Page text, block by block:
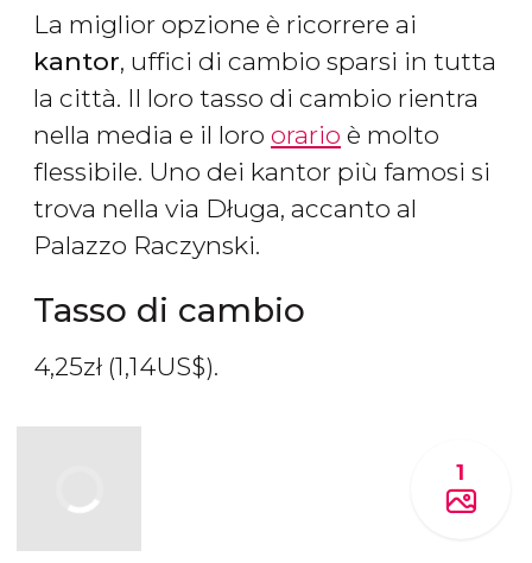
La miglior opzione è ricorrere ai
kantor, uffici di cambio sparsi in tutta
la città. Il loro tasso di cambio rientra
nella media e il loro orario è molto
flessibile. Uno dei kantor più famosi si
trova nella via Długa, accanto al
Palazzo Raczynski.
Tasso di cambio
4,25zł (1,14US$).
1